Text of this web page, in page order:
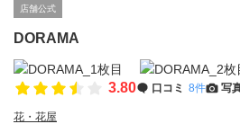
店舗公式
DORAMA
3.80 口コミ 8件 写
花・花屋